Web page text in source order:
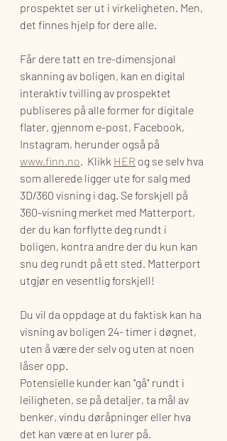
prospektet ser ut i virkeligheten. Men,
det finnes hjelp for dere alle.
Får dere tatt en tre-dimensjonal
skanning av boligen, kan en digital
interaktiv tvilling av prospektet
publiseres på alle former for digitale
flater, gjennom e-post, Facebook,
Instagram, herunder også på
www.finn.no.  Klikk HER og se selv hva
som allerede ligger ute for salg med
3D/360 visning i dag. Se forskjell på
360-visning merket med Matterport,
der du kan forflytte deg rundt i
boligen, kontra andre der du kun kan
snu deg rundt på ett sted. Matterport
utgjør en vesentlig forskjell!
Du vil da oppdage at du faktisk kan ha
visning av boligen 24- timer i døgnet,
uten å være der selv og uten at noen
låser opp.
Potensielle kunder kan "gå" rundt i
leiligheten, se på detaljer, ta mål av
benker, vindu døråpninger eller hva
det kan være at en lurer på.